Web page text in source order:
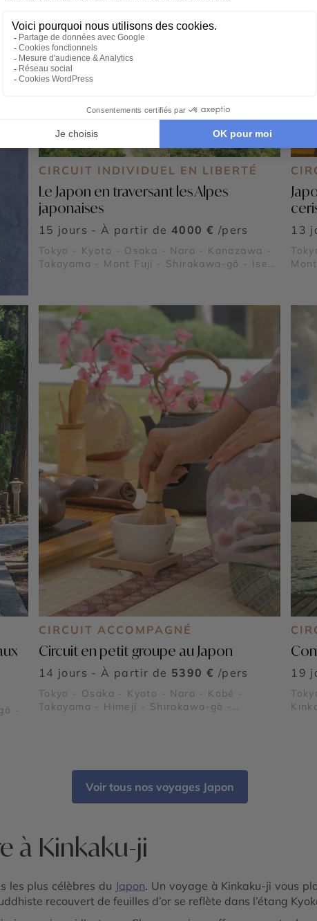
CIRCUIT INDIVIDUEL EN LIBERTÉ
Le Japon en traversant les Alpes
japonaises
15 jours - À partir de 4000 € /pers
Tokyo - Kyoto - Osaka - Nara - Kanazawa -
Takayama - Mont Fuji - Shirakawa-gō - Ise-
13
-
CIRCUIT ACCOMPAGNÉ
Circuit en petit groupe au Japon
14 jours - À partir de 5390 € /pers
Tokyo - Osaka - Kyoto - Nara - Kobé -
Takayama - Himeji - Shirakawa-gō -
19
Voir tous nos voyages Japon
à Kinkaku-ji
les plus célèbres du Japon. Un voyage à Kinkaku-ji vous
recouvert de feuilles d’or se reflète dans l’étang